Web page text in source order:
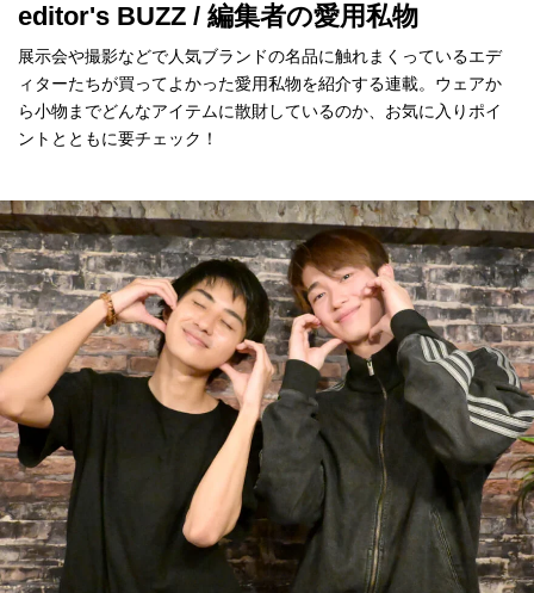
editor's BUZZ / 編集者の愛用私物
展示会や撮影などで人気ブランドの名品に触れまくっているエデ
ィターたちが買ってよかった愛用私物を紹介する連載。ウェアか
ら小物までどんなアイテムに散財しているのか、お気に入りポイ
ントとともに要チェック！